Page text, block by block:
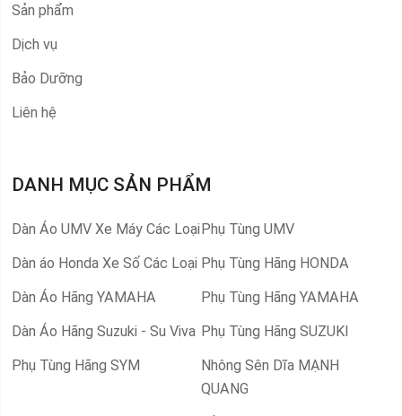
Sản phẩm
Dịch vụ
Bảo Dưỡng
Liên hệ
DANH MỤC SẢN PHẨM
Dàn Áo UMV Xe Máy Các LoạiPhụ Tùng UMV
Dàn áo Honda Xe Số Các Loại Phụ Tùng Hãng HONDA
Dàn Áo Hãng YAMAHA
Phụ Tùng Hãng YAMAHA
Dàn Áo Hãng Suzuki - Su Viva Phụ Tùng Hãng SUZUKI
Phụ Tùng Hãng SYM
Nhông Sên Dĩa MẠNH
QUANG